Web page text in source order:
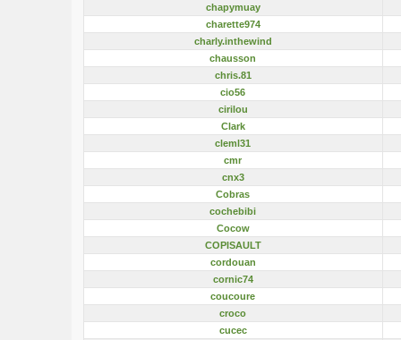
chapymuay
charette974
charly.inthewind
chausson
chris.81
cio56
cirilou
Clark
cleml31
cmr
cnx3
Cobras
cochebibi
Cocow
COPISAULT
cordouan
cornic74
coucoure
croco
cucec